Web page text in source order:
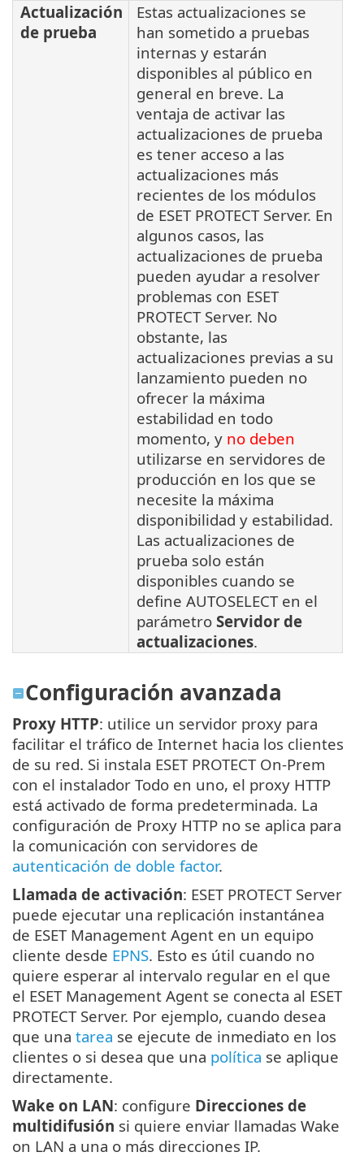
Actualización
de prueba
Estas actualizaciones se
han sometido a pruebas
internas y estarán
disponibles al público en
general en breve. La
ventaja de activar las
actualizaciones de prueba
es tener acceso a las
actualizaciones más
recientes de los módulos
de ESET PROTECT Server. En
algunos casos, las
actualizaciones de prueba
pueden ayudar a resolver
problemas con ESET
PROTECT Server. No
obstante, las
actualizaciones previas a su
lanzamiento pueden no
ofrecer la máxima
estabilidad en todo
momento, y no deben
utilizarse en servidores de
producción en los que se
necesite la máxima
disponibilidad y estabilidad.
Las actualizaciones de
prueba solo están
disponibles cuando se
define AUTOSELECT en el
parámetro Servidor de
actualizaciones.
Configuración avanzada
Proxy HTTP: utilice un servidor proxy para
facilitar el tráfico de Internet hacia los clientes
de su red. Si instala ESET PROTECT On-Prem
con el instalador Todo en uno, el proxy HTTP
está activado de forma predeterminada. La
configuración de Proxy HTTP no se aplica para
la comunicación con servidores de
autenticación de doble factor.
Llamada de activación: ESET PROTECT Server
puede ejecutar una replicación instantánea
de ESET Management Agent en un equipo
cliente desde EPNS. Esto es útil cuando no
quiere esperar al intervalo regular en el que
el ESET Management Agent se conecta al ESET
PROTECT Server. Por ejemplo, cuando desea
que una tarea se ejecute de inmediato en los
clientes o si desea que una política se aplique
directamente.
Wake on LAN: configure Direcciones de
multidifusión si quiere enviar llamadas Wake
on LAN a una o más direcciones IP.